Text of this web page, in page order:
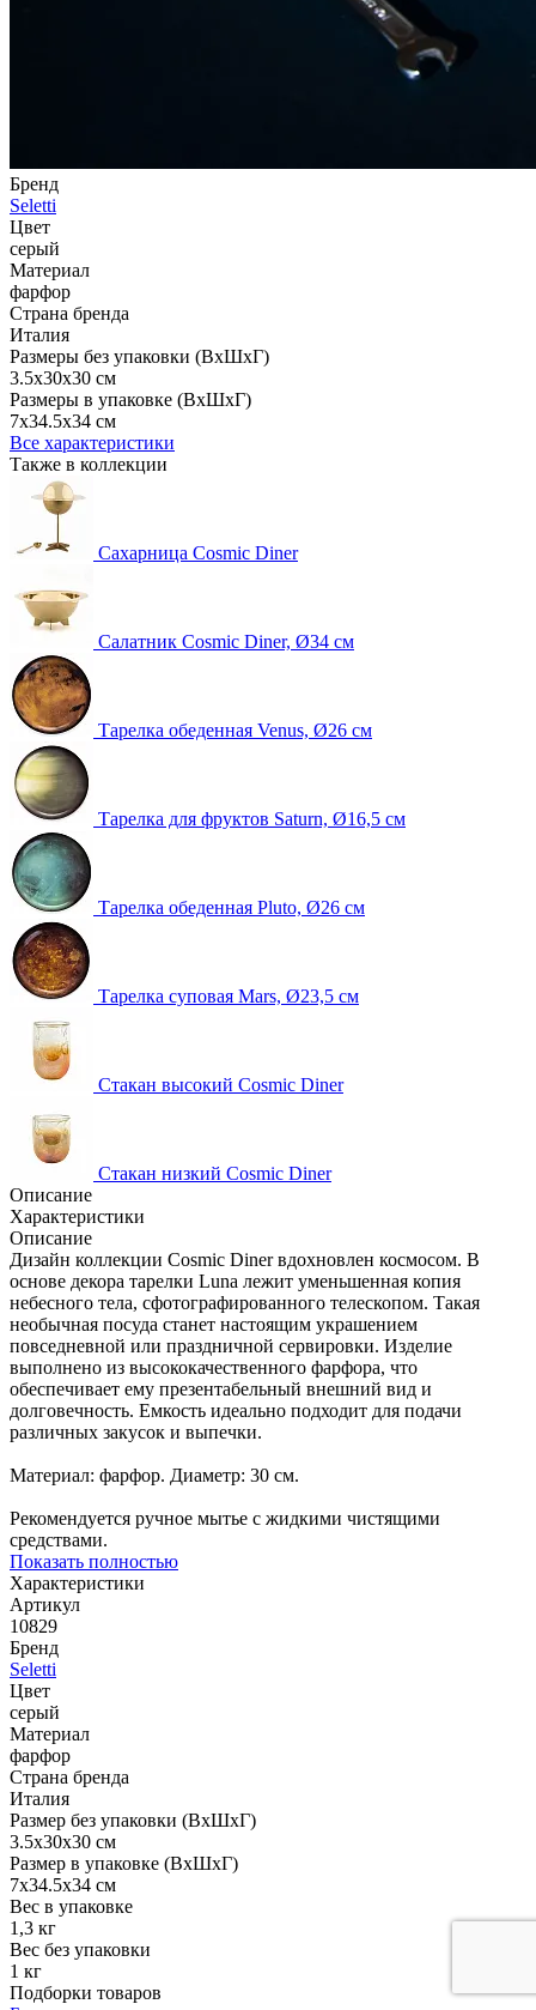
Бренд
Seletti
Цвет
серый
Материал
фарфор
Страна бренда
Италия
Размеры без упаковки (ВхШхГ)
3.5x30x30 см
Размеры в упаковке (ВхШхГ)
7x34.5x34 см
Все характеристики
Также в коллекции
Сахарница Cosmic Diner
Салатник Cosmic Diner, Ø34 см
Тарелка обеденная Venus, Ø26 см
Тарелка для фруктов Saturn, Ø16,5 см
Тарелка обеденная Pluto, Ø26 см
Тарелка суповая Mars, Ø23,5 см
Стакан высокий Cosmic Diner
Стакан низкий Cosmic Diner
Описание
Характеристики
Описание
Дизайн коллекции Cosmic Diner вдохновлен космосом. В
основе декора тарелки Luna лежит уменьшенная копия
небесного тела, сфотографированного телескопом. Такая
необычная посуда станет настоящим украшением
повседневной или праздничной сервировки. Изделие
выполнено из высококачественного фарфора, что
обеспечивает ему презентабельный внешний вид и
долговечность. Емкость идеально подходит для подачи
различных закусок и выпечки.
Материал: фарфор. Диаметр: 30 см.
Рекомендуется ручное мытье с жидкими чистящими
средствами.
Показать полностью
Характеристики
Артикул
10829
Бренд
Seletti
Цвет
серый
Материал
фарфор
Страна бренда
Италия
Размер без упаковки (ВхШхГ)
3.5x30x30 см
Размер в упаковке (ВхШхГ)
7x34.5x34 см
Вес в упаковке
1,3 кг
Вес без упаковки
1 кг
Подборки товаров